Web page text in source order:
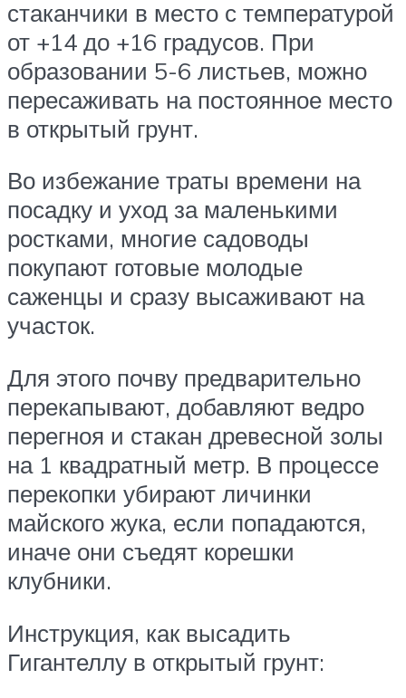
стаканчики в место с температурой
от +14 до +16 градусов. При
образовании 5-6 листьев, можно
пересаживать на постоянное место
в открытый грунт.
Во избежание траты времени на
посадку и уход за маленькими
ростками, многие садоводы
покупают готовые молодые
саженцы и сразу высаживают на
участок.
Для этого почву предварительно
перекапывают, добавляют ведро
перегноя и стакан древесной золы
на 1 квадратный метр. В процессе
перекопки убирают личинки
майского жука, если попадаются,
иначе они съедят корешки
клубники.
Инструкция, как высадить
Гигантеллу в открытый грунт: